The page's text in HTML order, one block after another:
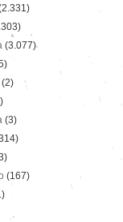
(3.077)
(2)
(3)
(167)